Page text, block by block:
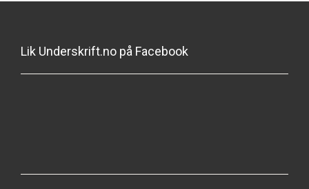
Lik Underskrift.no på Facebook